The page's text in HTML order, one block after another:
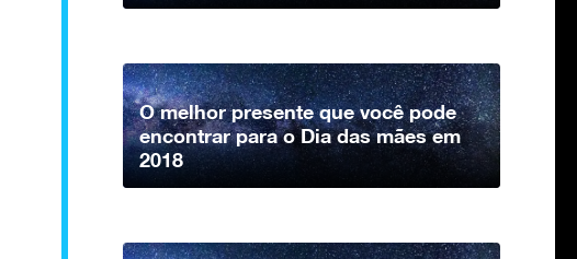
O melhor presente que você pode
encontrar para o Dia das mães em
2018